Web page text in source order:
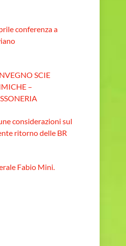
conferenza a
SCIE
–
considerazioni sul
ritorno delle BR
Fabio Mini.